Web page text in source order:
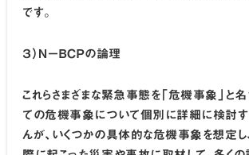
です。
３）Ｎ－ＢＣＰの論理
これらさまざまな緊急事態を「危機事象」と名
ての危機事象について個別に詳細に検討す
んが、いくつかの具体的な危機事象を想定し